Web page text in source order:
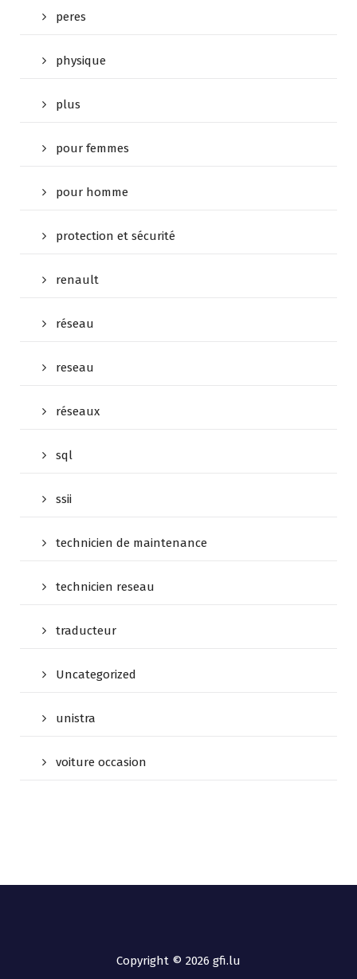
peres
physique
plus
pour femmes
pour homme
protection et sécurité
renault
réseau
reseau
réseaux
sql
ssii
technicien de maintenance
technicien reseau
traducteur
Uncategorized
unistra
voiture occasion
Copyright © 2026 gfi.lu